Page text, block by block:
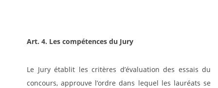
Art. 4. Les compétences du Jury
Le Jury établit les critères d’évaluation des essais du
concours, approuve l’ordre dans lequel les lauréats se